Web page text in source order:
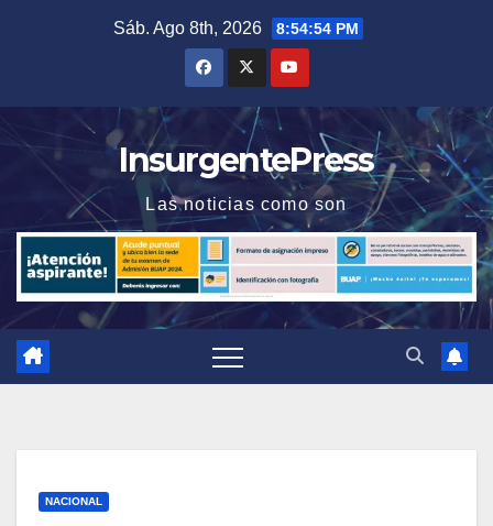
Sáb. Ago 8th, 2026 8:54:54 PM
InsurgentePress
Las noticias como son
NACIONAL